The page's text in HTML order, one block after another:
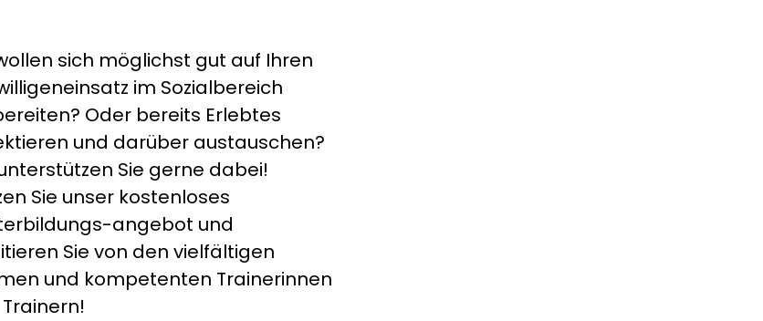
sich möglichst gut auf Ihren
im Sozialbereich
Oder bereits Erlebtes
und darüber austauschen?
Sie gerne dabei!
Sie unser kostenloses
angebot und
Sie von den vielfältigen
und kompetenten Trainerinnen